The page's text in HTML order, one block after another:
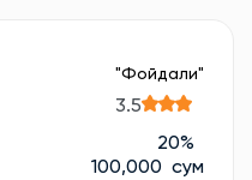
"Фойдали"
3.5
20%
100,000 сум